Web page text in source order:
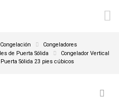
Congeladores
de Puerta Sólida
Congelador Vertical
Puerta Sólida 23 pies cúbicos